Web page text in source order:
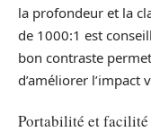
la profondeur et la
de 1000:1 est
bon contraste
d’améliorer l’impact
Portabilité et